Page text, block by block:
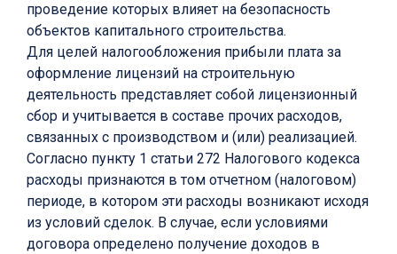
проведение которых влияет на безопасность
объектов капитального строительства.
Для целей налогообложения прибыли плата за
оформление лицензий на строительную
деятельность представляет собой лицензионный
сбор и учитывается в составе прочих расходов,
связанных с производством и (или) реализацией.
Согласно пункту 1 статьи 272 Налогового кодекса
расходы признаются в том отчетном (налоговом)
периоде, в котором эти расходы возникают исходя
из условий сделок. В случае, если условиями
договора определено получение доходов в